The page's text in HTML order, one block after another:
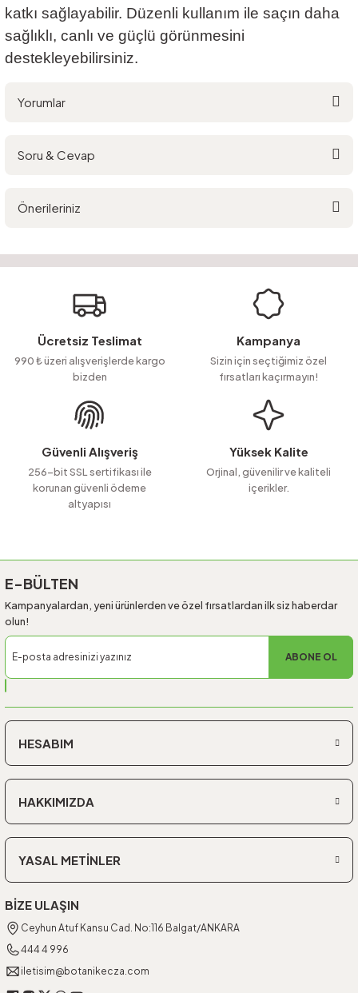
katkı sağlayabilir. Düzenli kullanım ile saçın daha
sağlıklı, canlı ve güçlü görünmesini
destekleyebilirsiniz.
Yorumlar
Soru & Cevap
Soru Sor
Önerileriniz
Görüş ve önerileriniz için teşekkür ederiz.
Ürün resmi kalitesiz, bozuk veya görüntülenemiyor.
Ürün açıklamasında eksik bilgiler bulunuyor.
Ürün bilgilerinde hatalar bulunuyor.
Ürün fiyatı diğer sitelerden daha pahalı.
Bu ürüne benzer farklı alternatifler olmalı.
Ücretsiz Teslimat
990 ₺ üzeri alışverişlerde kargo
bizden
Kampanya
Sizin için seçtiğimiz özel
fırsatları kaçırmayın!
Güvenli Alışveriş
256-bit SSL sertifikası ile
korunan güvenli ödeme
altyapısı
Yüksek Kalite
Orjinal, güvenilir ve kaliteli
içerikler.
E-BÜLTEN
Kampanyalardan, yeni ürünlerden ve özel fırsatlardan ilk siz haberdar
olun!
ABONE OL
HESABIM
HAKKIMIZDA
YASAL METİNLER
BİZE ULAŞIN
Ceyhun Atuf Kansu Cad. No:116 Balgat/ANKARA
444 4 996
iletisim@botanikecza.com